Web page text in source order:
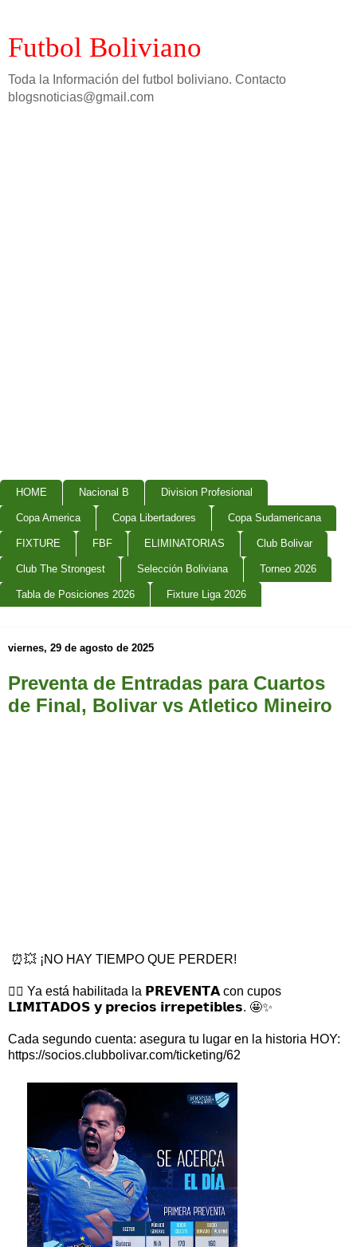
Futbol Boliviano
Toda la Información del futbol boliviano. Contacto
blogsnoticias@gmail.com
HOME Nacional B Division Profesional
Copa America Copa Libertadores Copa Sudamericana
FIXTURE FBF ELIMINATORIAS Club Bolivar
Club The Strongest Selección Boliviana Torneo 2026
Tabla de Posiciones 2026 Fixture Liga 2026
viernes, 29 de agosto de 2025
Preventa de Entradas para Cuartos
de Final, Bolivar vs Atletico Mineiro
⏰💥 ¡NO HAY TIEMPO QUE PERDER!
👉🏻 Ya está habilitada la 𝗣𝗥𝗘𝗩𝗘𝗡𝗧𝗔 con cupos
𝗟𝗜𝗠𝗜𝗧𝗔𝗗𝗢𝗦 𝘆 𝗽𝗿𝗲𝗰𝗶𝗼𝘀 𝗶𝗿𝗿𝗲𝗽𝗲𝘁𝗶𝗯𝗹𝗲𝘀. 🤩✨
Cada segundo cuenta: asegura tu lugar en la historia HOY:
https://socios.clubbolivar.com/ticketing/62